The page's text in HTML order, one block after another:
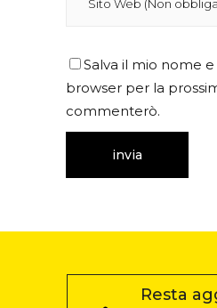
Salva il mio nome
browser per la
commenterò.
Resta